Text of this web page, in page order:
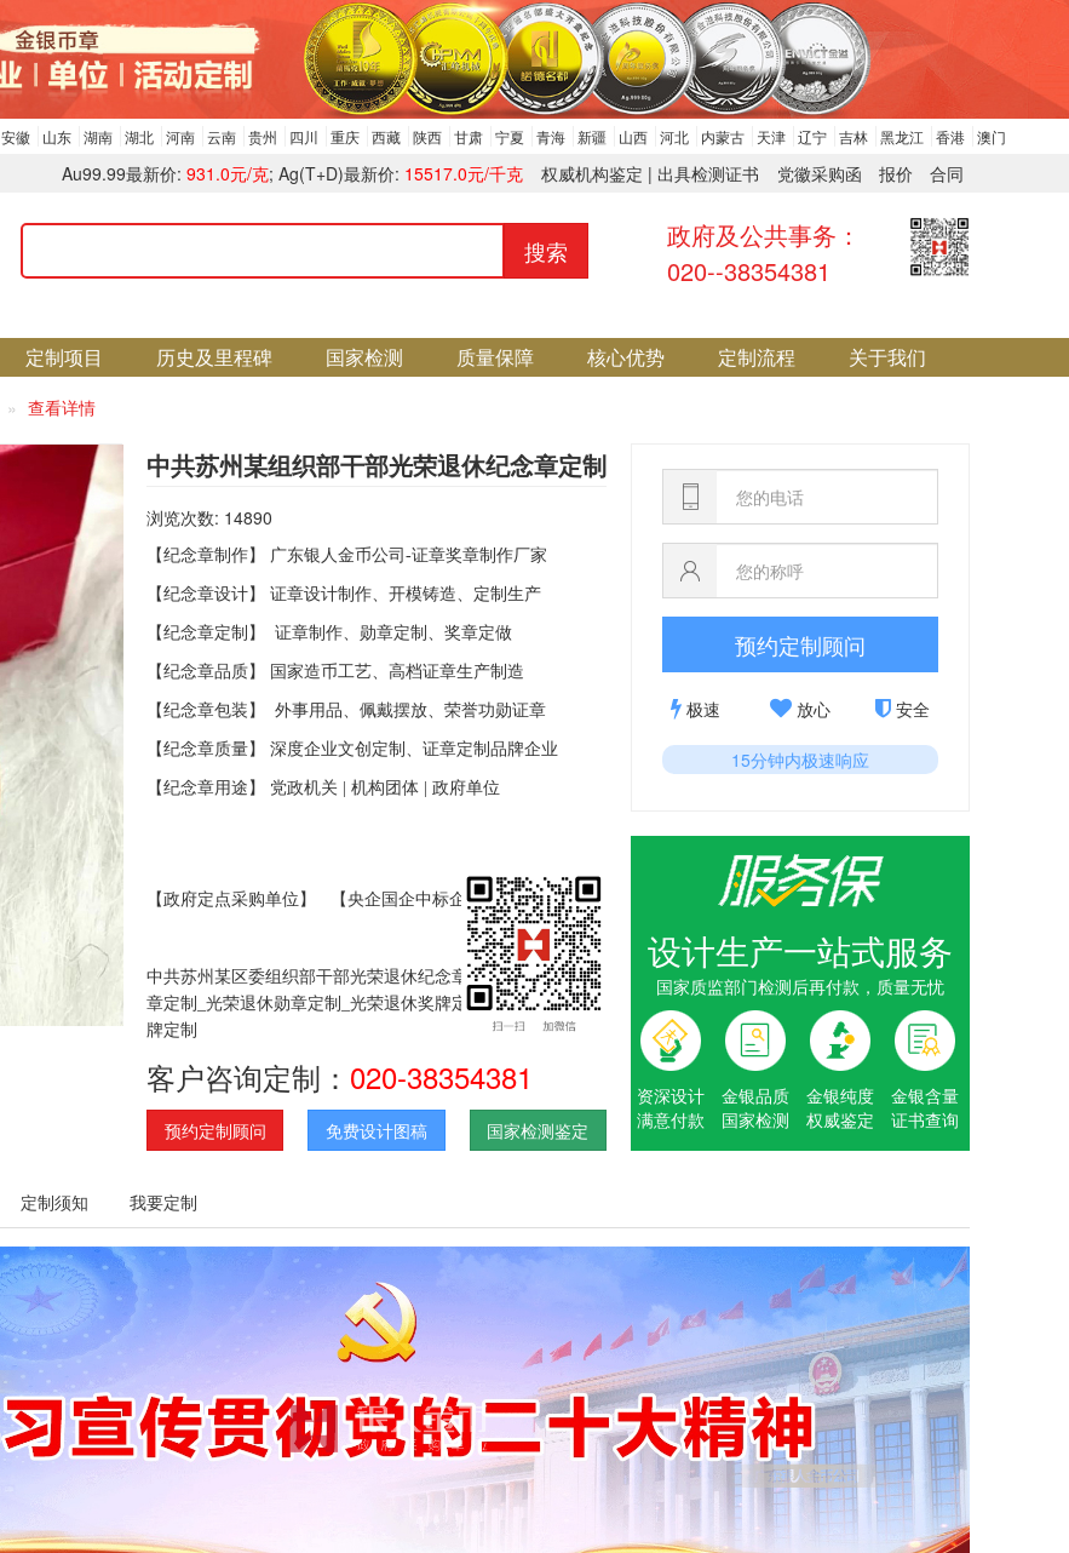
安徽 山东 湖南 湖北 河南 云南 贵州 四川 重庆 西藏 陕西 甘肃 宁夏 青海 新疆 山西 河北 内蒙古 天津 辽宁 吉林 黑龙江 香港 澳门
党徽采购函 报价 合同
权威机构鉴定 | 出具检测证书
Au99.99最新价: 931.0元/克; Ag(T+D)最新价: 15517.0元/千克
搜索
政府及公共事务：
020--38354381
定制项目 历史及里程碑 国家检测 质量保障 核心优势 定制流程 关于我们
查看详情
中共苏州某组织部干部光荣退休纪念章定制
浏览次数: 14890
【纪念章制作】 广东银人金币公司-证章奖章制作厂家
【纪念章设计】 证章设计制作、开模铸造、定制生产
【纪念章定制】 证章制作、勋章定制、奖章定做
【纪念章品质】 国家造币工艺、高档证章生产制造
【纪念章包装】 外事用品、佩戴摆放、荣誉功勋证章
【纪念章质量】 深度企业文创定制、证章定制品牌企业
【纪念章用途】 党政机关 机构团体 政府单位
【政府定点采购单位】 【央企国企中标企业】
中共苏州某区委组织部干部光荣退休纪念章定制_光荣退休奖
章定制_光荣退休勋章定制_光荣退休奖牌定制_光荣退休纪念
牌定制
客户咨询定制： 020-38354381
预约定制顾问 免费设计图稿 国家检测鉴定
预约定制顾问
极速 放心 安全
15分钟内极速响应
设计生产一站式服务
国家质监部门检测后再付款，质量无忧
资深设计
满意付款
金银品质
国家检测
金银纯度
权威鉴定
金银含量
证书查询
定制须知 我要定制